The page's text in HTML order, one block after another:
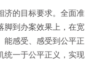
济的目标要求。全面准
脚到办案效果上，在宽
能感受、感受到公平正
统一于公平正义，实现